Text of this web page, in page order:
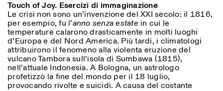
Organizzazione
Biblioteca
Jobs
Altre Attività
NEWSLETTER
Registrati alla nostra newsletter per ricevere
informazioni sui nostri eventi
Barberini
ORARI PORTINERIA:
LUN-VEN
09:00–13:30, 14:30–18:00
ORARI MOSTRE:
Atlas Studios
Mercoledì/Venerdì: 14:30-
18:30
Giovedì: 14:30-20:00
Categoria
Reset
Tutte le categorie
Antropologia
Archeologia
Architettura
Arte
Astrofisica
Book launch
Touch of Joy. Esercizi di immaginazione
Le crisi non sono un’invenzione del XXI secolo: il 1816,
per esempio, fu l’anno senza estatein cui le
temperature calarono drasticamente in molti luoghi
d’Europa e del Nord America. Più tardi, i climatologi
attribuirono il fenomeno alla violenta eruzione del
vulcano Tambora sull’isola di Sumbawa (1815),
nell’attuale Indonesia. A Bologna, un astrologo
profetizzò la fine del mondo per il 18 luglio,
provocando rivolte e suicidi. A causa del costante